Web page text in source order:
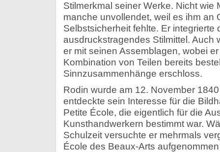
Stilmerkmal seiner Werke. Nicht wie
manche unvollendet, weil es ihm an
Selbstsicherheit fehlte. Er integrierte
ausdruckstragendes Stilmittel. Auch
er mit seinen Assemblagen, wobei
Kombination von Teilen bereits
Sinnzusammenhänge erschloss.
Rodin wurde am 12. November
entdeckte sein Interesse für die
Petite École, die eigentlich für die
Kunsthandwerkern bestimmt war.
Schulzeit versuchte er mehrmals
École des Beaux-Arts